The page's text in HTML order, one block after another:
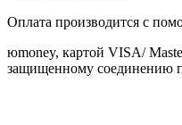
Оплата производится с
юmoney, картой VISA/
защищенному соединению